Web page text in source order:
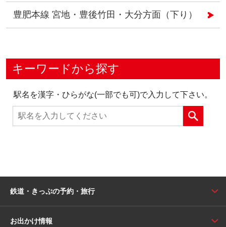
豊肥本線 宮地・豊後竹田・大分方面（下り）
キーワードから探す
駅名を漢字・ひらがな(一部でも可)で入力して下さい。
鉄道・きっぷの予約・旅行
お出かけ情報